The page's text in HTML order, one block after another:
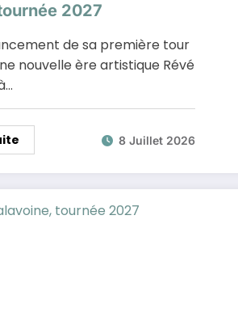
2027
de sa première tour
nouvelle ère artistique Révé
8 Juillet 2026